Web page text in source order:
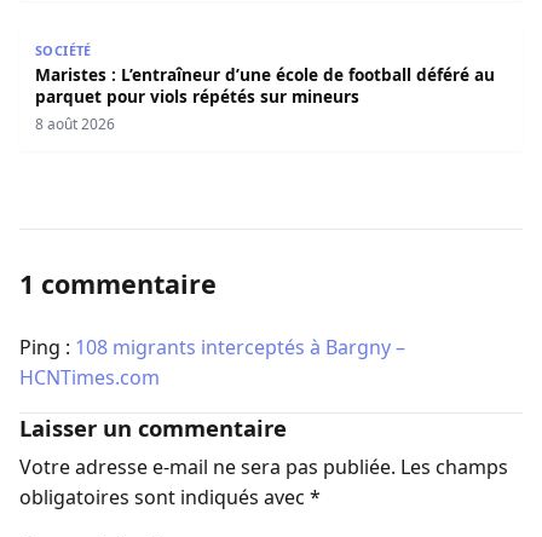
SOCIÉTÉ
Maristes : L’entraîneur d’une école de football déféré au
parquet pour viols répétés sur mineurs
8 août 2026
1 commentaire
Ping : 108 migrants interceptés à Bargny –
HCNTimes.com
Laisser un commentaire
Votre adresse e-mail ne sera pas publiée. Les champs
obligatoires sont indiqués avec *